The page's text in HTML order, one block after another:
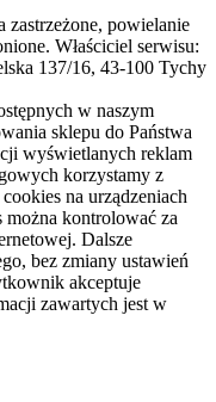
powielanie
Właściciel serwisu:
137/16, 43-100 Tychy
w naszym
sklepu do Państwa
wyświetlanych reklam
korzystamy z
na urządzeniach
kontrolować za
Dalsze
bez zmiany ustawień
akceptuje
zawartych jest w